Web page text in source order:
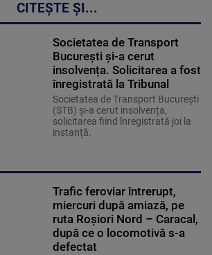
CITEȘTE ȘI...
Societatea de Transport
București și-a cerut
insolvența. Solicitarea a fost
înregistrată la Tribunal
Societatea de Transport București
(STB) și-a cerut insolvența,
solicitarea fiind înregistrată joi la
instanță.
Trafic feroviar întrerupt,
miercuri după amiază, pe
ruta Roşiori Nord – Caracal,
după ce o locomotivă s-a
defectat